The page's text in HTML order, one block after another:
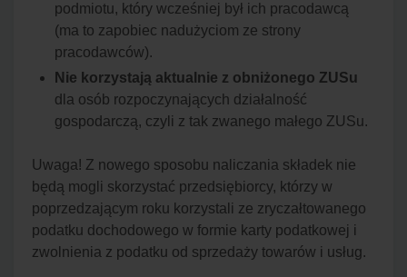
podmiotu, który wcześniej był ich pracodawcą
(ma to zapobiec nadużyciom ze strony
pracodawców).
Nie korzystają aktualnie z obniżonego ZUSu
dla osób rozpoczynających działalność
gospodarczą, czyli z tak zwanego małego ZUSu.
Uwaga! Z nowego sposobu naliczania składek nie
będą mogli skorzystać przedsiębiorcy, którzy w
poprzedzającym roku korzystali ze zryczałtowanego
podatku dochodowego w formie karty podatkowej i
zwolnienia z podatku od sprzedaży towarów i usług.